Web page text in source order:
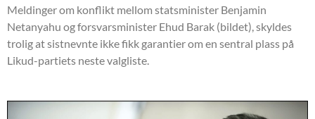
Meldinger om konflikt mellom statsminister Benjamin
Netanyahu og forsvarsminister Ehud Barak (bildet), skyldes
trolig at sistnevnte ikke fikk garantier om en sentral plass på
Likud-partiets neste valgliste.